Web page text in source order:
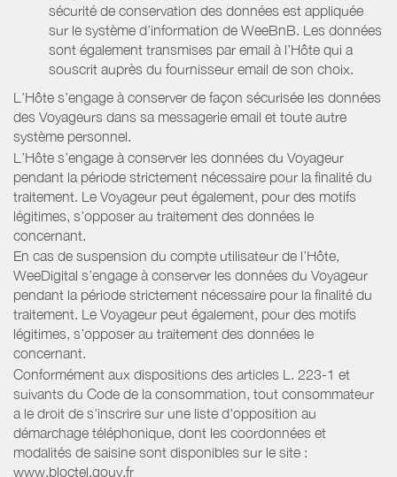
sécurité de conservation des données est appliquée
sur le système d’information de WeeBnB. Les données
sont également transmises par email à l’Hôte qui a
souscrit auprès du fournisseur email de son choix.
L’Hôte s’engage à conserver de façon sécurisée les données
des Voyageurs dans sa messagerie email et toute autre
système personnel.
L’Hôte s’engage à conserver les données du Voyageur
pendant la période strictement nécessaire pour la finalité du
traitement. Le Voyageur peut également, pour des motifs
légitimes, s’opposer au traitement des données le
concernant.
En cas de suspension du compte utilisateur de l’Hôte,
WeeDigital s’engage à conserver les données du Voyageur
pendant la période strictement nécessaire pour la finalité du
traitement. Le Voyageur peut également, pour des motifs
légitimes, s’opposer au traitement des données le
concernant.
Conformément aux dispositions des articles L. 223-1 et
suivants du Code de la consommation, tout consommateur
a le droit de s'inscrire sur une liste d'opposition au
démarchage téléphonique, dont les coordonnées et
modalités de saisine sont disponibles sur le site :
www.bloctel.gouv.fr